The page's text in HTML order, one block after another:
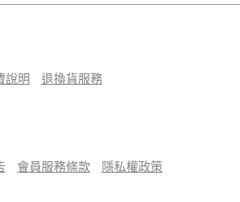
說明 退換貨服務
會員服務條款 隱私權政策